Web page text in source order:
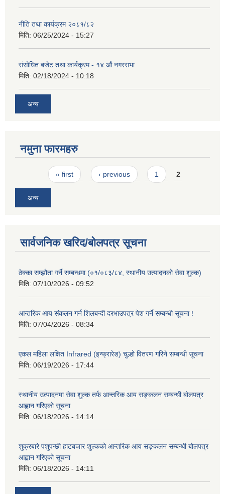
नीति तथा कार्यक्रम २०८१/८२
मिति: 06/25/2024 - 15:27
संसोधित बजेट तथा कार्यक्रम - १४ औं नगरसभा
मिति: 02/18/2024 - 10:18
अन्य
नमुना फारमहरु
Pages« first ‹ previous 1 2
अन्य
सार्वजनिक खरिद/बोलपत्र सूचना
ठेक्का सम्झौता गर्ने सम्बन्धमा (०१/०८३/८४, स्थानीय उत्पादनको सेवा शुल्क)
मिति: 07/10/2026 - 09:52
आन्तरिक आय संकलन गर्न शिलबन्दी दरभाउपत्र पेश गर्ने सम्बन्धी सूचना !
मिति: 07/04/2026 - 08:34
एकल महिला लक्षित Infrared (इन्फ्रारेड) चुल्हो वितरण गरिने सम्बन्धी सूचना
मिति: 06/19/2026 - 17:44
स्थानीय उत्पादनमा सेवा शुल्क तर्फ आन्तरिक आय सङ्कलन सम्बन्धी बोलपत्र
आह्वान गरिएको सूचना
मिति: 06/18/2026 - 14:14
शुक्रबारे पशुपन्छी हाटबजार शुल्कको आन्तरिक आय सङ्कलन सम्बन्धी बोलपत्र
आह्वान गरिएको सूचना
मिति: 06/18/2026 - 14:11